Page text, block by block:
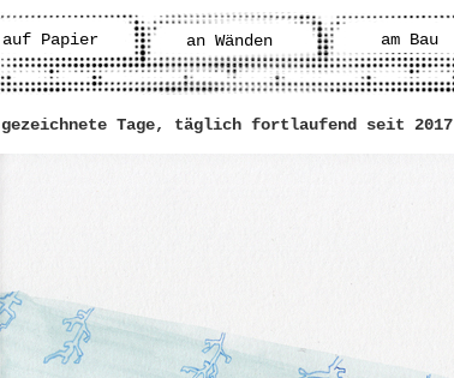
auf Papier an Wänden am Bau
gezeichnete Tage, täglich fortlaufend seit 2017